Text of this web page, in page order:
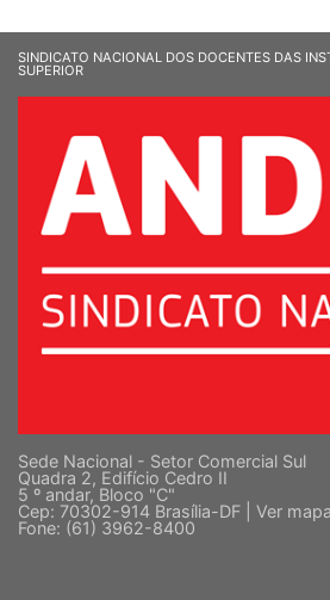
SINDICATO NACIONAL DOS DOCENTES DAS
SUPERIOR
Sede Nacional - Setor Comercial Sul
Quadra 2, Edifício Cedro II
5 º andar, Bloco "C"
Cep: 70302-914 Brasília-DF | Ver mapa
Fone: (61) 3962-8400